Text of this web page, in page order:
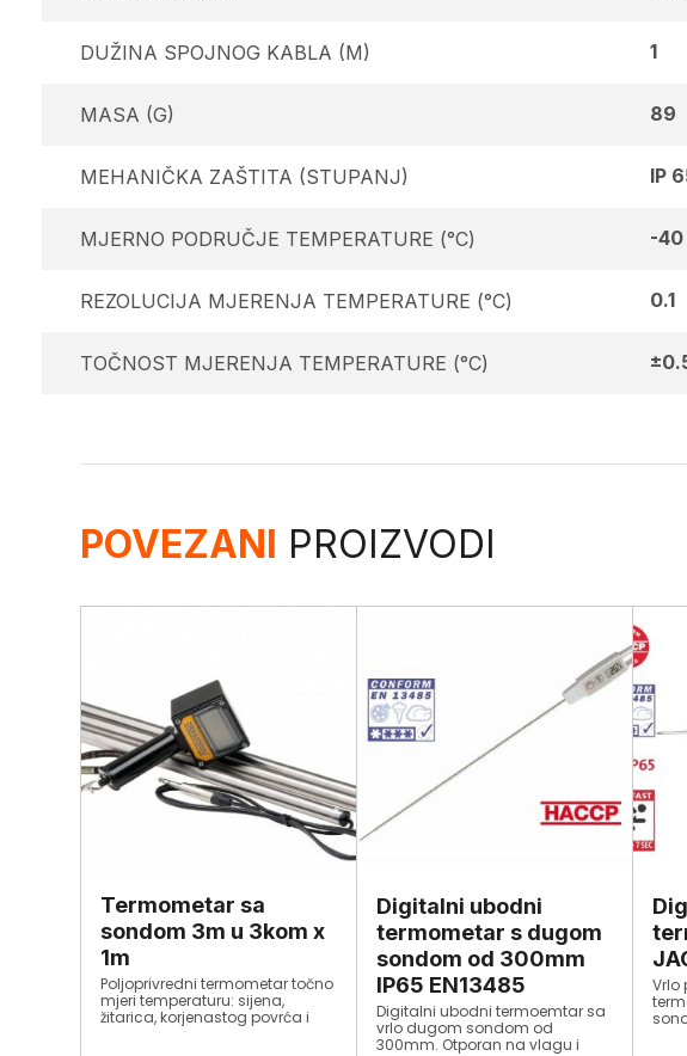
DUŽINA SPOJNOG KABLA (M) 1
MASA (G) 89
MEHANIČKA ZAŠTITA (STUPANJ) IP
MJERNO PODRUČJE TEMPERATURE (°C) -
REZOLUCIJA MJERENJA TEMPERATURE (°C) 0.1
TOČNOST MJERENJA TEMPERATURE (°C)
POVEZANI PROIZVODI
Termometar sa
sondom 3m u 3kom x
1m
Poljoprivredni termometar točno
mjeri temperaturu: sijena,
žitarica, korjenastog povrća i
Digitalni ubodni
termometar s dugom
sondom od 300mm
IP65 EN13485
Digitalni ubodni termoemtar sa
vrlo dugom sondom od
300mm. Otporan na vlagu i
Vrlo